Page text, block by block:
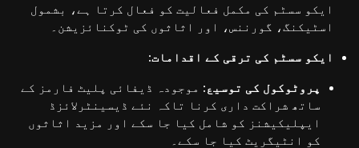
ایکو سسٹم کی مکمل فعالیت کو فعال کرتا ہے، بشمول
اسٹیکنگ، گورننس، اور اثاثوں کی ٹوکنائزیشن۔
ایکو سسٹم کی ترقی کے اقدامات:
پروٹوکول کی توسیع: موجودہ ڈیفائی پلیٹ فارمز کے
ساتھ شراکت داری کرنا تاکہ نئے ڈیسینٹرلائزڈ
ایپلیکیشنز کو شامل کیا جا سکے اور مزید اثاثوں
کو انٹیگریٹ کیا جا سکے۔